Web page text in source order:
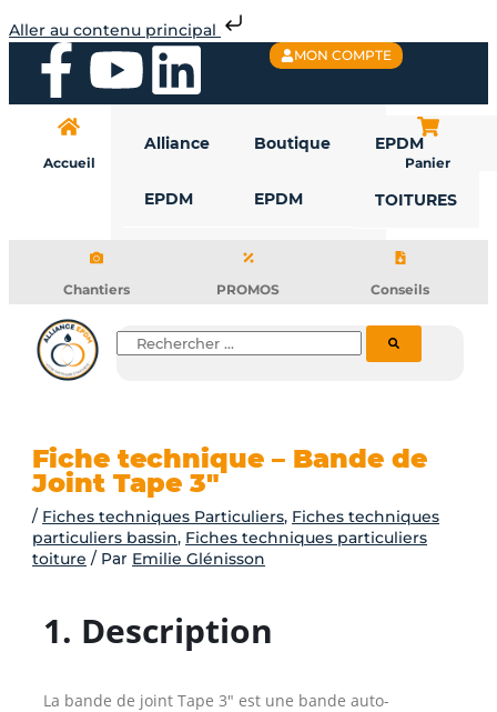
Aller au contenu principal
au
contenuF
a
c
b
o
o
k
-
f
Y
o
u
u
b
L
i
n
d
n
MON COMPTE
Accueil
Alliance
EPDM
Boutique
EPDM
EPDM
TOITURES
Panier
Chantiers PROMOS Conseils
Rechercher
Fiche technique – Bande de
Joint Tape 3″
/ Fiches techniques Particuliers, Fiches techniques
particuliers bassin, Fiches techniques particuliers
toiture / Par Emilie Glénisson
1. Description
La bande de joint Tape 3″ est une bande auto-